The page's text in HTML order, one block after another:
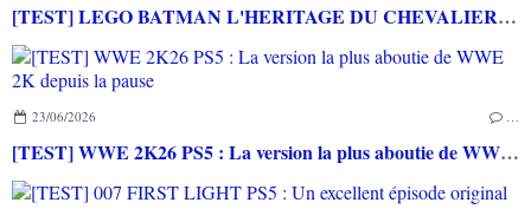
[TEST] LEGO BATMAN L'HERITAGE DU CHEVALIER NOIR XBOX SERIES X : C'est Batman Arkham City en LEGO!
23/06/2026
[TEST] WWE 2K26 PS5 : La version la plus aboutie de WWE 2K depuis la pause